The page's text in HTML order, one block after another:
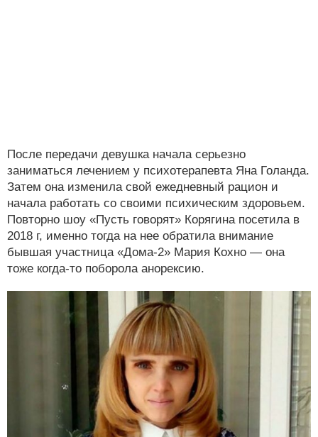
После передачи девушка начала серьезно
заниматься лечением у психотерапевта Яна Голанда.
Затем она изменила свой ежедневный рацион и
начала работать со своими психическим здоровьем.
Повторно шоу «Пусть говорят» Корягина посетила в
2018 г, именно тогда на нее обратила внимание
бывшая участница «Дома-2» Мария Кохно — она
тоже когда-то поборола анорексию.